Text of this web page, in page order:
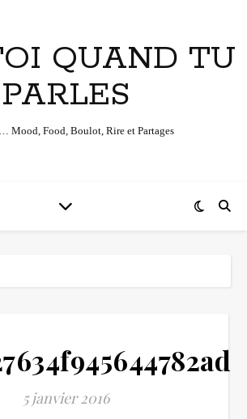
QUAND TU
PARLES
Mood, Food, Boulot, Rire et Partages
5 janvier 2016